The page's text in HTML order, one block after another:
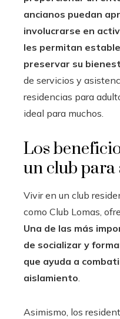
ancianos puedan
involucrarse en
les permitan
preservar su
de servicios y
residencias para
ideal para muchos.
Los
un club para
Vivir en un club
como Club Lomas,
Una de las más
de socializar y
que ayuda a
aislamiento.
Asimismo, los